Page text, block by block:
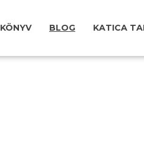
KÖNYV BLOG KATICA